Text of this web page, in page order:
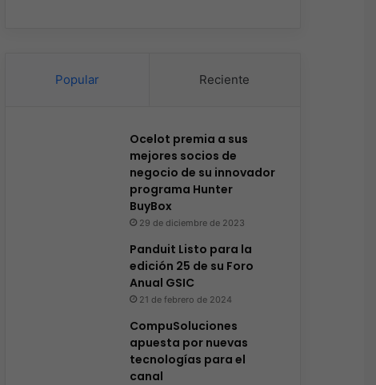
Popular Reciente
Ocelot premia a sus
mejores socios de
negocio de su innovador
programa Hunter
BuyBox
29 de diciembre de 2023
Panduit Listo para la
edición 25 de su Foro
Anual GSIC
21 de febrero de 2024
CompuSoluciones
apuesta por nuevas
tecnologías para el
canal